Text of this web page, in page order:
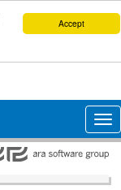
Accept